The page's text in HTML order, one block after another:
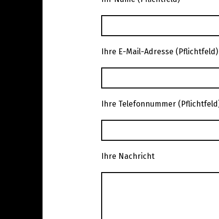
Ihre E-Mail-Adresse (Pflichtfeld)
Ihre Telefonnummer
Ihre Nachricht